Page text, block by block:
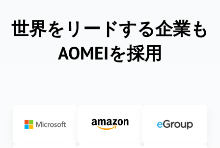
世界をリードする企業も
AOMEIを採用